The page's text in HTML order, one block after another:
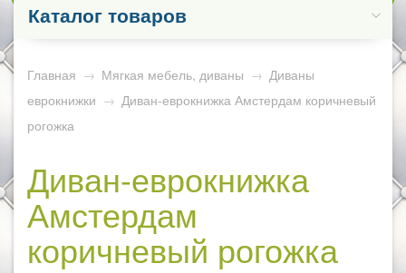
Каталог товаров
Главная → Мягкая мебель, диваны → Диваны
еврокнижки → Диван-еврокнижка Амстердам коричневый
рогожка
Диван-еврокнижка
Амстердам
коричневый рогожка